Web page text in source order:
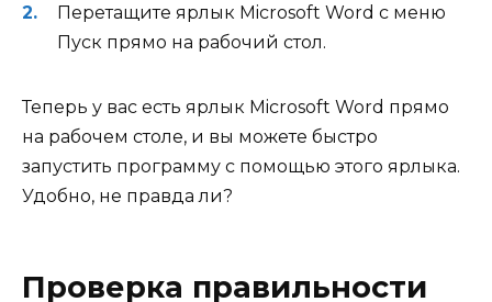
Перетащите ярлык Microsoft Word с меню
Пуск прямо на рабочий стол.
Теперь у вас есть ярлык Microsoft Word прямо
на рабочем столе, и вы можете быстро
запустить программу с помощью этого ярлыка.
Удобно, не правда ли?
Проверка правильности